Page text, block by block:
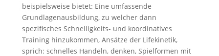
beispielsweise bietet: Eine umfassende
Grundlagenausbildung, zu welcher dann
spezifisches Schnelligkeits- und koordinatives
Training hinzukommen, Ansätze der Lifekinetik,
sprich: schnelles Handeln, denken, Spielformen mit